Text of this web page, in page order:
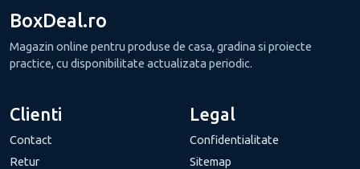
BoxDeal.ro
Magazin online pentru produse de casa, gradina si proiecte
practice, cu disponibilitate actualizata periodic.
Clienti
Contact
Retur
Legal
Confidentialitate
Sitemap